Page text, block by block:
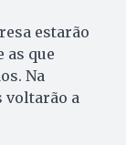
estarão
as que
Na
voltarão a